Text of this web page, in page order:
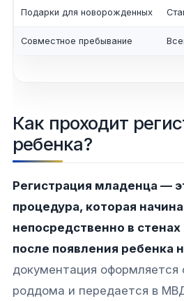
Подарки для новорожденных
Совместное пребывание
Как проходит
ребенка?
Регистрация младенца —
процедура, которая
непосредственно в
после появления ребенка
документация оформляется
роддома и передается в